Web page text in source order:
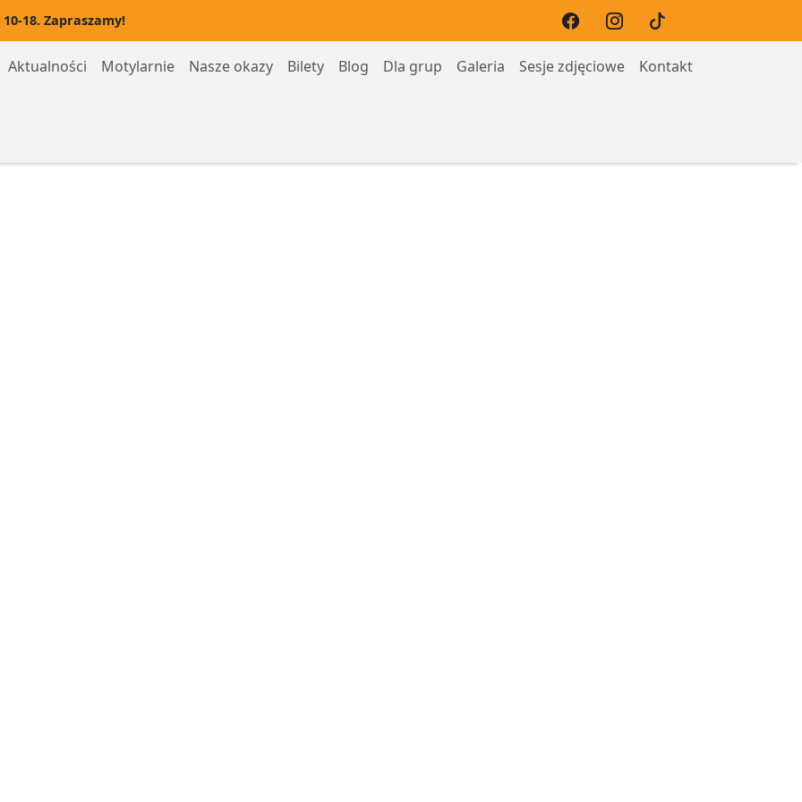
18. Zapraszamy!
Aktualności Motylarnie
Motylarnia Hel
Nasze okazy Bilety Blog Dla grup Galeria Sesje zdjęciowe Kontakt